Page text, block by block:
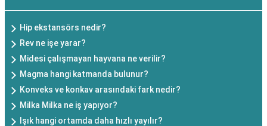
Hip ekstansörs nedir?
Rev ne işe yarar?
Midesi çalışmayan hayvana ne verilir?
Magma hangi katmanda bulunur?
Konveks ve konkav arasındaki fark nedir?
Milka Milka ne iş yapıyor?
Işık hangi ortamda daha hızlı yayılır?